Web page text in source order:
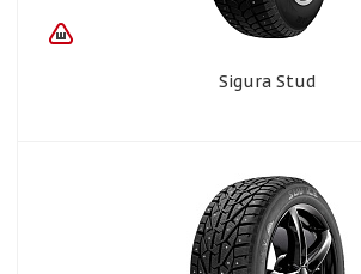
Sigura Stud